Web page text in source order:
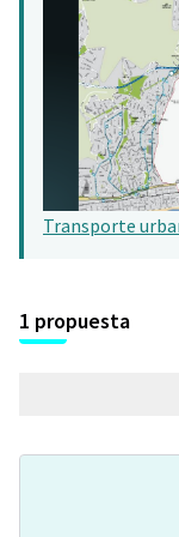
Transporte
1 propuesta